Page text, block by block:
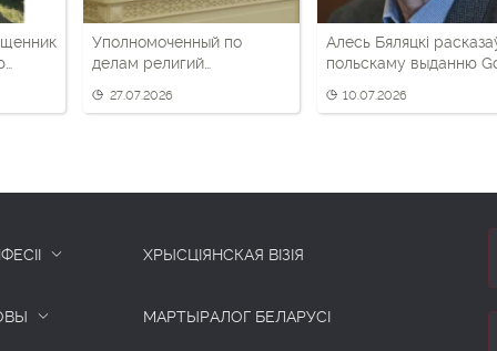
Уполномоченный по
делам религий
ограничения свободы
27.07.2026
Алесь Бяляцкі
польскаму выданню
уладаў на рэлігійныя
10.07.2026
ХРЫСЦІЯНСКАЯ ВІЗІЯ
МАРТЫРАЛОГ БЕЛАРУСІ